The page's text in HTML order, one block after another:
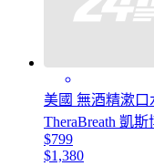
美國 無酒精漱
TheraBreath 凱
$799
$1,380